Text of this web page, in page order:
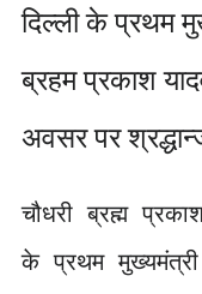
दिल्ली के प्रथम
ब्रहम प्रकाश
अवसर पर
चौधरी ब्रह्म
के प्रथम